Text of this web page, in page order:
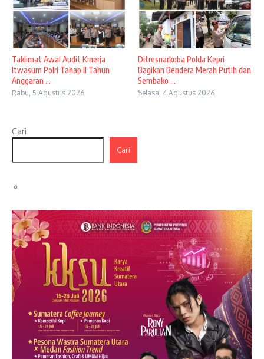
Taklimat Awal Audit Kinerja
Itwasum Polri Tahap II Tahun
Anggaran ...
Rabu, 5 Agustus 2026
Ditresnarkoba Polda Kepri
Bagikan Bendera Merah Putih dan
Sembako ...
Selasa, 4 Agustus 2026
Cari
Cari